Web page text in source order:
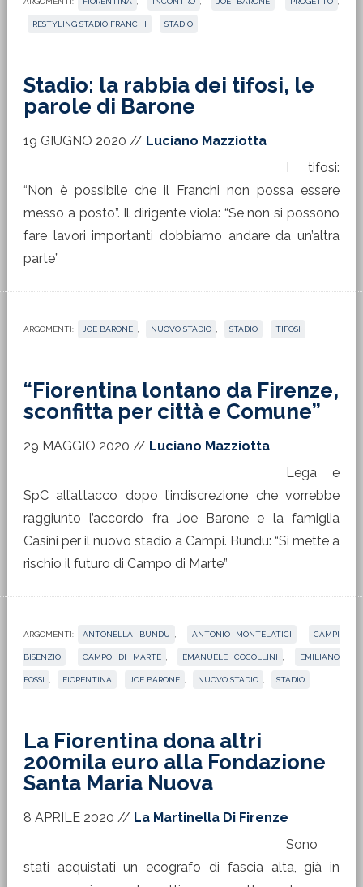
RESTYLING STADIO FRANCHI STADIO
Stadio: la rabbia dei tifosi, le
parole di Barone
19 GIUGNO 2020 // Luciano Mazziotta
I tifosi:
“Non è possibile che il Franchi non possa essere
messo a posto”. Il dirigente viola: “Se non si possono
fare lavori importanti dobbiamo andare da un’altra
parte”
ARGOMENTI: JOE BARONE NUOVO STADIO STADIO TIFOSI
“Fiorentina lontano da Firenze,
sconfitta per città e Comune”
29 MAGGIO 2020 // Luciano Mazziotta
Lega e
SpC all’attacco dopo l’indiscrezione che vorrebbe
raggiunto l’accordo fra Joe Barone e la famiglia
Casini per il nuovo stadio a Campi. Bundu: “Si mette a
rischio il futuro di Campo di Marte”
ARGOMENTI: ANTONELLA BUNDU ANTONIO MONTELATICI CAMPI
BISENZIO CAMPO DI MARTE EMANUELE COCOLLINI EMILIANO
FOSSI FIORENTINA JOE BARONE NUOVO STADIO STADIO
La Fiorentina dona altri
200mila euro alla Fondazione
Santa Maria Nuova
8 APRILE 2020 // La Martinella Di Firenze
Sono
stati acquistati un ecografo di fascia alta, già in